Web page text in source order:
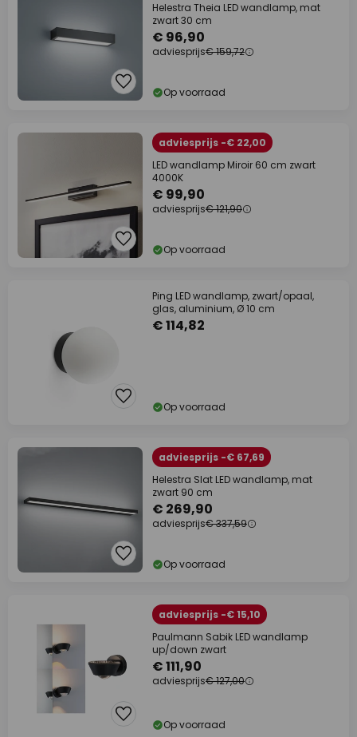
Helestra Theia LED wandlamp, mat
zwart 30 cm
€ 96,90
adviesprijs€ 159,72
Op voorraad
adviesprijs -€ 22,00
LED wandlamp Miroir 60 cm zwart
4000K
€ 99,90
adviesprijs€ 121,90
Op voorraad
Ping LED wandlamp, zwart/opaal,
glas, aluminium, Ø 10 cm
€ 114,82
Op voorraad
adviesprijs -€ 67,69
Helestra Slat LED wandlamp, mat
zwart 90 cm
€ 269,90
adviesprijs€ 337,59
Op voorraad
adviesprijs -€ 15,10
Paulmann Sabik LED wandlamp
up/down zwart
€ 111,90
adviesprijs€ 127,00
Op voorraad